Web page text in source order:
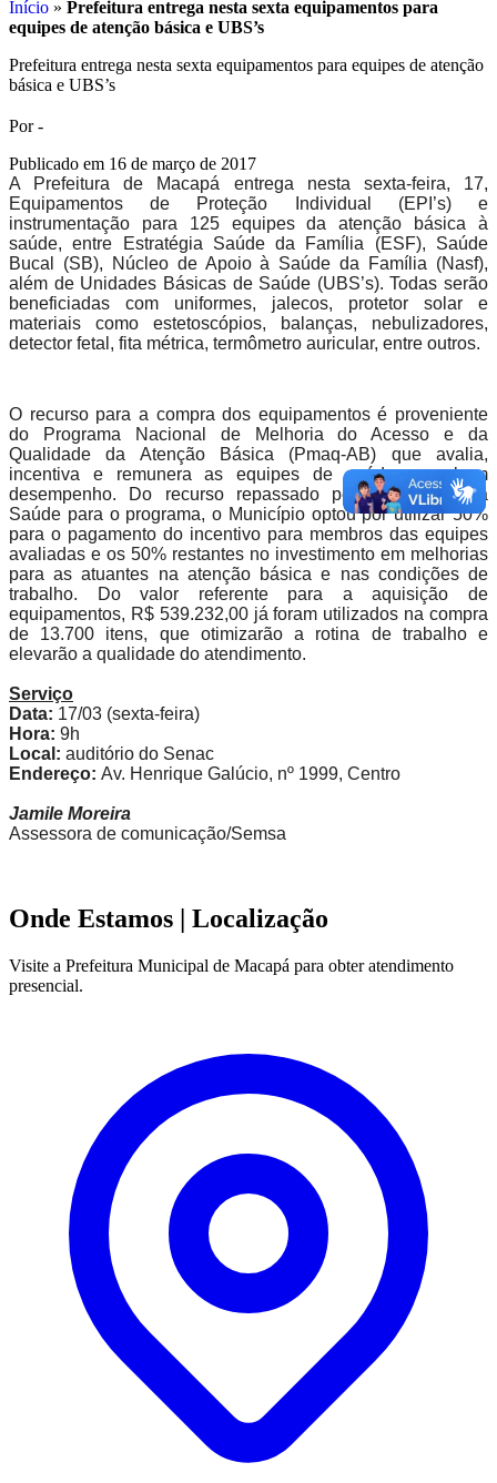
Início » Prefeitura entrega nesta sexta equipamentos para
equipes de atenção básica e UBS’s
Prefeitura entrega nesta sexta equipamentos para equipes de atenção
básica e UBS’s
Por -
Publicado em 16 de março de 2017
A Prefeitura de Macapá entrega nesta sexta-feira, 17,
Equipamentos de Proteção Individual (EPI’s) e
instrumentação para 125 equipes da atenção básica à
saúde, entre Estratégia Saúde da Família (ESF), Saúde
Bucal (SB), Núcleo de Apoio à Saúde da Família (Nasf),
além de Unidades Básicas de Saúde (UBS’s). Todas serão
beneficiadas com uniformes, jalecos, protetor solar e
materiais como estetoscópios, balanças, nebulizadores,
detector fetal, fita métrica, termômetro auricular, entre outros.
O recurso para a compra dos equipamentos é proveniente
do Programa Nacional de Melhoria do Acesso e da
Qualidade da Atenção Básica (Pmaq-AB) que avalia,
incentiva e remunera as equipes de saúde com bom
desempenho. Do recurso repassado pelo Ministério da
Saúde para o programa, o Município optou por utilizar 50%
para o pagamento do incentivo para membros das equipes
avaliadas e os 50% restantes no investimento em melhorias
para as atuantes na atenção básica e nas condições de
trabalho. Do valor referente para a aquisição de
equipamentos, R$ 539.232,00 já foram utilizados na compra
de 13.700 itens, que otimizarão a rotina de trabalho e
elevarão a qualidade do atendimento.
Serviço
Data: 17/03 (sexta-feira)
Hora: 9h
Local: auditório do Senac
Endereço: Av. Henrique Galúcio, nº 1999, Centro
Jamile Moreira
Assessora de comunicação/Semsa
Onde Estamos | Localização
Visite a Prefeitura Municipal de Macapá para obter atendimento
presencial.